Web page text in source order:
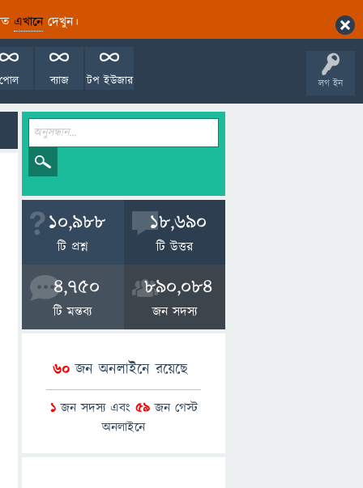
এখানেদেখুন।
লগ ইন
টপ ইউজার
ব্যাজ
পোল
10,988
টি প্রশ্ন
18,690
টি উত্তর
4,750
টি মন্তব্য
890,084
জন সদস্য
60 জন অনলাইনে রয়েছে
1জন সদস্য এবং 59জন গেস্ট
অনলাইনে